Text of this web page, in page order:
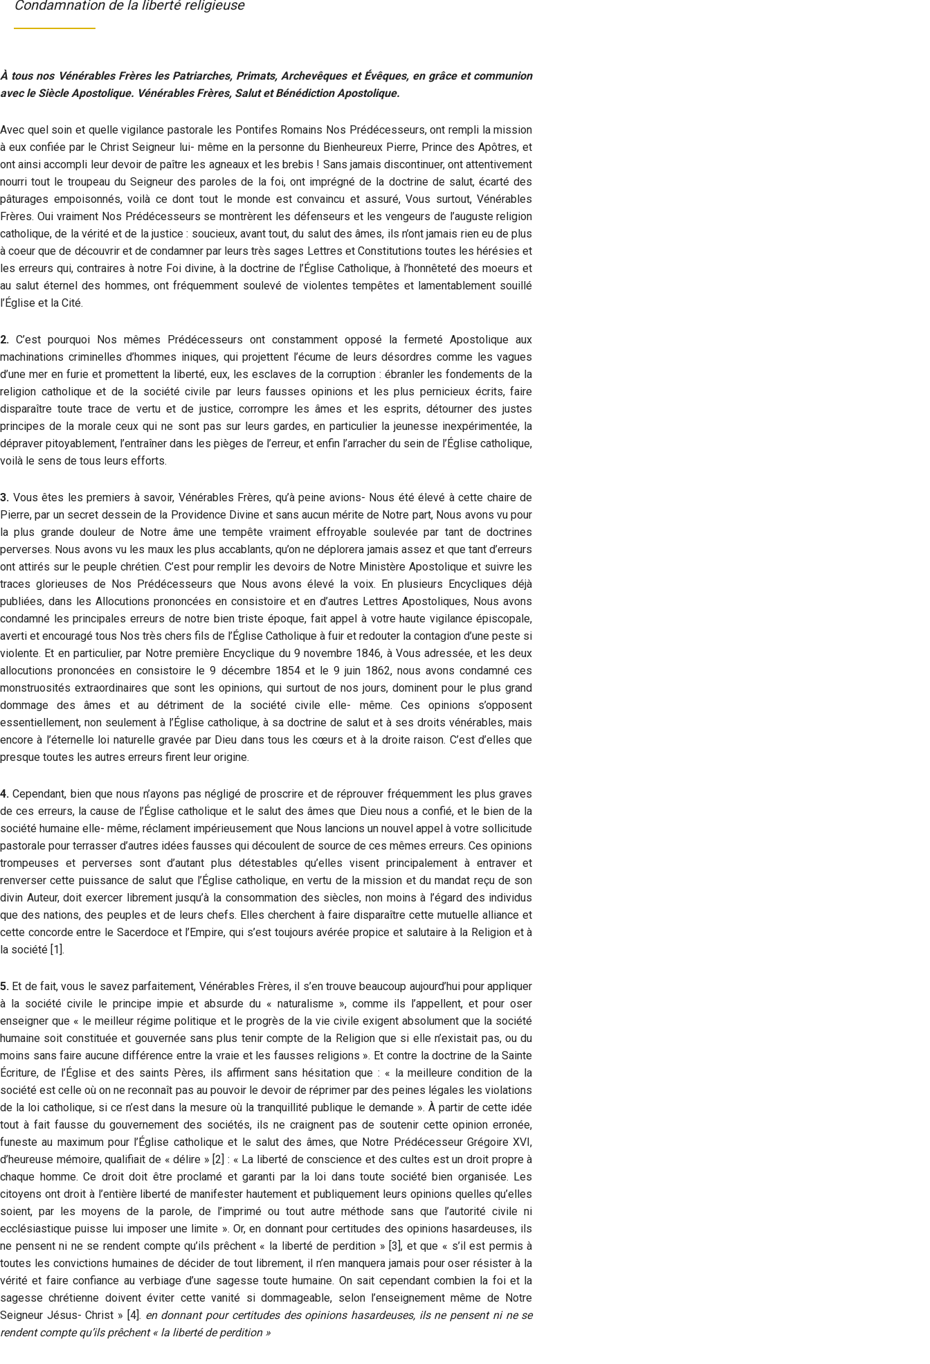
Condamnation de la liberté religieuse
À tous nos Vénérables Frères les Patriarches, Primats, Archevêques et Évêques, en grâce et communion
avec le Siècle Apostolique. Vénérables Frères, Salut et Bénédiction Apostolique.
Avec quel soin et quelle vigilance pastorale les Pontifes Romains Nos Prédécesseurs, ont rempli la mission
à eux confiée par le Christ Seigneur lui- même en la personne du Bienheureux Pierre, Prince des Apôtres, et
ont ainsi accompli leur devoir de paître les agneaux et les brebis ! Sans jamais discontinuer, ont attentivement
nourri tout le troupeau du Seigneur des paroles de la foi, ont imprégné de la doctrine de salut, écarté des
pâturages empoisonnés, voilà ce dont tout le monde est convaincu et assuré, Vous surtout, Vénérables
Frères. Oui vraiment Nos Prédécesseurs se montrèrent les défenseurs et les vengeurs de l’auguste religion
catholique, de la vérité et de la justice : soucieux, avant tout, du salut des âmes, ils n’ont jamais rien eu de plus
à coeur que de découvrir et de condamner par leurs très sages Lettres et Constitutions toutes les hérésies et
les erreurs qui, contraires à notre Foi divine, à la doctrine de l’Église Catholique, à l’honnêteté des moeurs et
au salut éternel des hommes, ont fréquemment soulevé de violentes tempêtes et lamentablement souillé
l’Église et la Cité.
2. C’est pourquoi Nos mêmes Prédécesseurs ont constamment opposé la fermeté Apostolique aux
machinations criminelles d’hommes iniques, qui projettent l’écume de leurs désordres comme les vagues
d’une mer en furie et promettent la liberté, eux, les esclaves de la corruption : ébranler les fondements de la
religion catholique et de la société civile par leurs fausses opinions et les plus pernicieux écrits, faire
disparaître toute trace de vertu et de justice, corrompre les âmes et les esprits, détourner des justes
principes de la morale ceux qui ne sont pas sur leurs gardes, en particulier la jeunesse inexpérimentée, la
dépraver pitoyablement, l’entraîner dans les pièges de l’erreur, et enfin l’arracher du sein de l’Église catholique,
voilà le sens de tous leurs efforts.
3. Vous êtes les premiers à savoir, Vénérables Frères, qu’à peine avions- Nous été élevé à cette chaire de
Pierre, par un secret dessein de la Providence Divine et sans aucun mérite de Notre part, Nous avons vu pour
la plus grande douleur de Notre âme une tempête vraiment effroyable soulevée par tant de doctrines
perverses. Nous avons vu les maux les plus accablants, qu’on ne déplorera jamais assez et que tant d’erreurs
ont attirés sur le peuple chrétien. C’est pour remplir les devoirs de Notre Ministère Apostolique et suivre les
traces glorieuses de Nos Prédécesseurs que Nous avons élevé la voix. En plusieurs Encycliques déjà
publiées, dans les Allocutions prononcées en consistoire et en d’autres Lettres Apostoliques, Nous avons
condamné les principales erreurs de notre bien triste époque, fait appel à votre haute vigilance épiscopale,
averti et encouragé tous Nos très chers fils de l’Église Catholique à fuir et redouter la contagion d’une peste si
violente. Et en particulier, par Notre première Encyclique du 9 novembre 1846, à Vous adressée, et les deux
allocutions prononcées en consistoire le 9 décembre 1854 et le 9 juin 1862, nous avons condamné ces
monstruosités extraordinaires que sont les opinions, qui surtout de nos jours, dominent pour le plus grand
dommage des âmes et au détriment de la société civile elle- même. Ces opinions s’opposent
essentiellement, non seulement à l’Église catholique, à sa doctrine de salut et à ses droits vénérables, mais
encore à l’éternelle loi naturelle gravée par Dieu dans tous les cœurs et à la droite raison. C’est d’elles que
presque toutes les autres erreurs firent leur origine.
4. Cependant, bien que nous n’ayons pas négligé de proscrire et de réprouver fréquemment les plus graves
de ces erreurs, la cause de l’Église catholique et le salut des âmes que Dieu nous a confié, et le bien de la
société humaine elle- même, réclament impérieusement que Nous lancions un nouvel appel à votre sollicitude
pastorale pour terrasser d’autres idées fausses qui découlent de source de ces mêmes erreurs. Ces opinions
trompeuses et perverses sont d’autant plus détestables qu’elles visent principalement à entraver et
renverser cette puissance de salut que l’Église catholique, en vertu de la mission et du mandat reçu de son
divin Auteur, doit exercer librement jusqu’à la consommation des siècles, non moins à l’égard des individus
que des nations, des peuples et de leurs chefs. Elles cherchent à faire disparaître cette mutuelle alliance et
cette concorde entre le Sacerdoce et l’Empire, qui s’est toujours avérée propice et salutaire à la Religion et à
la société [1].
5. Et de fait, vous le savez parfaitement, Vénérables Frères, il s’en trouve beaucoup aujourd’hui pour appliquer
à la société civile le principe impie et absurde du « naturalisme », comme ils l’appellent, et pour oser
enseigner que « le meilleur régime politique et le progrès de la vie civile exigent absolument que la société
humaine soit constituée et gouvernée sans plus tenir compte de la Religion que si elle n’existait pas, ou du
moins sans faire aucune différence entre la vraie et les fausses religions ». Et contre la doctrine de la Sainte
Écriture, de l’Église et des saints Pères, ils affirment sans hésitation que : « la meilleure condition de la
société est celle où on ne reconnaît pas au pouvoir le devoir de réprimer par des peines légales les violations
de la loi catholique, si ce n’est dans la mesure où la tranquillité publique le demande ». À partir de cette idée
tout à fait fausse du gouvernement des sociétés, ils ne craignent pas de soutenir cette opinion erronée,
funeste au maximum pour l’Église catholique et le salut des âmes, que Notre Prédécesseur Grégoire XVI,
d’heureuse mémoire, qualifiait de « délire » [2] : « La liberté de conscience et des cultes est un droit propre à
chaque homme. Ce droit doit être proclamé et garanti par la loi dans toute société bien organisée. Les
citoyens ont droit à l’entière liberté de manifester hautement et publiquement leurs opinions quelles qu’elles
soient, par les moyens de la parole, de l’imprimé ou tout autre méthode sans que l’autorité civile ni
ecclésiastique puisse lui imposer une limite ». Or, en donnant pour certitudes des opinions hasardeuses, ils
ne pensent ni ne se rendent compte qu’ils prêchent « la liberté de perdition » [3], et que « s’il est permis à
toutes les convictions humaines de décider de tout librement, il n’en manquera jamais pour oser résister à la
vérité et faire confiance au verbiage d’une sagesse toute humaine. On sait cependant combien la foi et la
sagesse chrétienne doivent éviter cette vanité si dommageable, selon l’enseignement même de Notre
Seigneur Jésus- Christ » [4]. en donnant pour certitudes des opinions hasardeuses, ils ne pensent ni ne se
rendent compte qu’ils prêchent « la liberté de perdition »